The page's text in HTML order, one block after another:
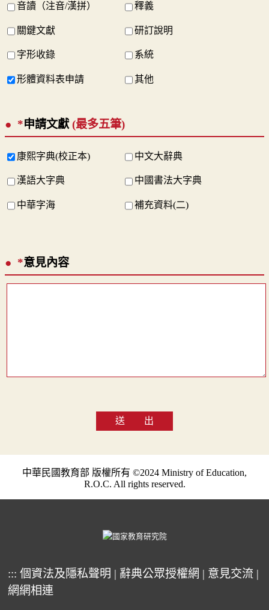
音讀（注音/漢拼） 釋義
關鍵文獻 研訂說明
字形收錄 系統
形體資料表申請 其他
*申請文獻(最多五筆)
康熙字典(校正本) 中文大辭典
漢語大字典 中國書法大字典
中華字海 補充資料(二)
*意見內容
送 出
中華民國教育部 版權所有 ©2024 Ministry of Education,
R.O.C. All rights reserved.
::: 個資法及隱私聲明 | 辭典公眾授權網 | 意見交流 |
網網相連